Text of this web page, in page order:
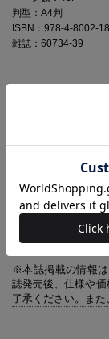
判型：A4判
ISBN：978-4-8002-
雑誌：60734-39
ひも「エルゴベビ
身の育児体験から
秘密。エルゴベビ
ファッションピー
ひもでママとベビ
作商品も交えてた
丸めて収納できる
パパの「欲しい！
※本誌掲載の情報
誌発売後、仕様や
了承ください。また